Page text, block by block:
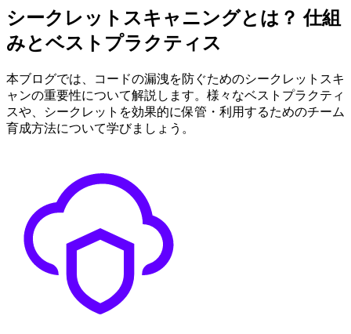
シークレットスキャニングとは？ 仕組
みとベストプラクティス
本ブログでは、コードの漏洩を防ぐためのシークレットスキ
ャンの重要性について解説します。様々なベストプラクティ
スや、シークレットを効果的に保管・利用するためのチーム
育成方法について学びましょう。